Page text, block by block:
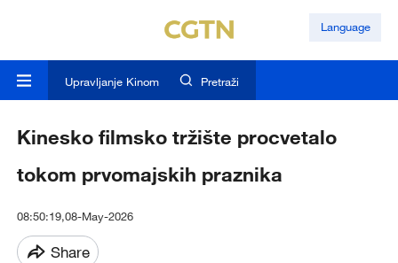
Language
Upravljanje Kinom Pretraži
Kinesko filmsko tržište procvetalo
tokom prvomajskih praznika
08:50:19,08-May-2026
Share